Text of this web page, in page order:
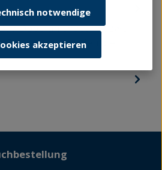
Doberan endet mit zwei
Ostseeperle werden die
notwendige
akzeptieren